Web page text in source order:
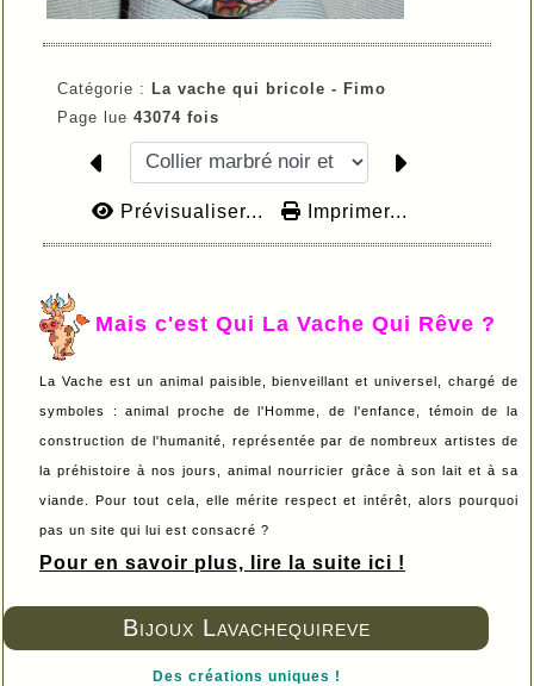
Bijoux Lavachequireve
Des créations uniques !
Catégorie : La vache qui bricole - Fimo
Page lue 43074 fois
Prévisualiser... Imprimer...
Mais c'est Qui La Vache Qui Rêve ?
La Vache est un animal paisible, bienveillant et universel, chargé de
symboles : animal proche de l'Homme, de l'enfance, témoin de la
construction de l'humanité, représentée par de nombreux artistes de
la préhistoire à nos jours, animal nourricier grâce à son lait et à sa
viande. Pour tout cela, elle mérite respect et intérêt, alors pourquoi
pas un site qui lui est consacré ?
Pour en savoir plus, lire la suite ici !